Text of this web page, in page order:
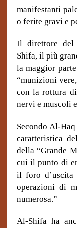
manifestanti
o ferite gravi e
Il direttore del
Shifa, il più
la maggior
“munizioni
con la rottura
nervi e muscoli
Secondo Al-
caratteristica
della “Grande
cui il punto di
il foro d’uscita
operazioni di
numerosa.”
Al-Shifa ha